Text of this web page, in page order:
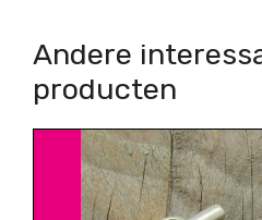
Andere
producten